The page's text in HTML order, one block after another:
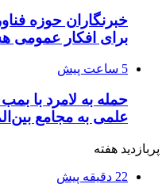
خبرنگاران حوزه
برای افکار عمومی
5 ساعت پیش
حمله به لامرد با
علمی به مجامع
پربازدید هفته
22 دقیقه پیش